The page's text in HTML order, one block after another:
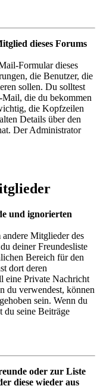
dieses Forums
Formular dieses
die Benutzer, die
sollen. Du solltest
die du bekommen
die Kopfzeilen
Details über den
Der Administrator
und ignorierten
Mitglieder des
deiner Freundesliste
Bereich für den
dort deren
eine Private Nachricht
du verwendest, können
sein. Wenn du
du seine Beiträge
oder zur Liste
diese wieder aus